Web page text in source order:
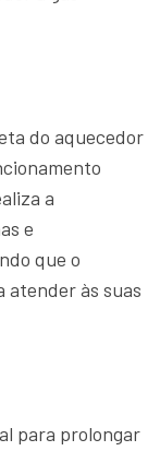
do aquecedor
a
e
que o
atender às suas
para prolongar